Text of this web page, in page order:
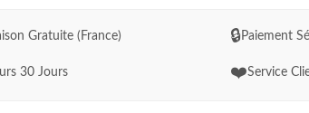
Gratuite (France) 🔒Paiement
30 Jours ❤️Service